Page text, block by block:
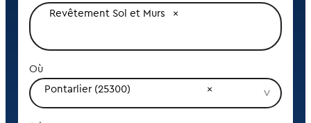
Revêtement Sol et Murs
Où
Pontarlier (25300)